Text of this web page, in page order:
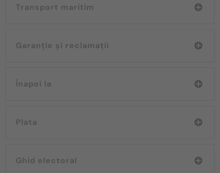
Transport maritim
Garanție și reclamații
Înapoi la
Plata
Ghid electoral